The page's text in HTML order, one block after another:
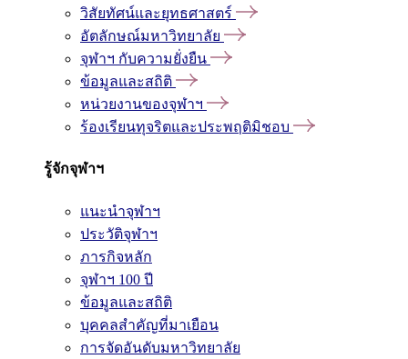
วิสัยทัศน์และยุทธศาสตร์
อัตลักษณ์มหาวิทยาลัย
จุฬาฯ กับความยั่งยืน
ข้อมูลและสถิติ
หน่วยงานของจุฬาฯ
ร้องเรียนทุจริตและประพฤติมิชอบ
รู้จักจุฬาฯ
แนะนำจุฬาฯ
ประวัติจุฬาฯ
ภารกิจหลัก
จุฬาฯ 100 ปี
ข้อมูลและสถิติ
บุคคลสำคัญที่มาเยือน
การจัดอันดับมหาวิทยาลัย